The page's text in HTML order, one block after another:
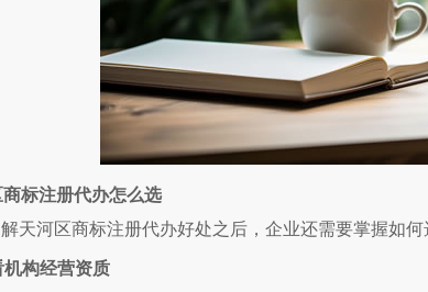
商标注册代办怎么选
天河区商标注册代办好处之后，企业还需要掌握如何
机构经营资质